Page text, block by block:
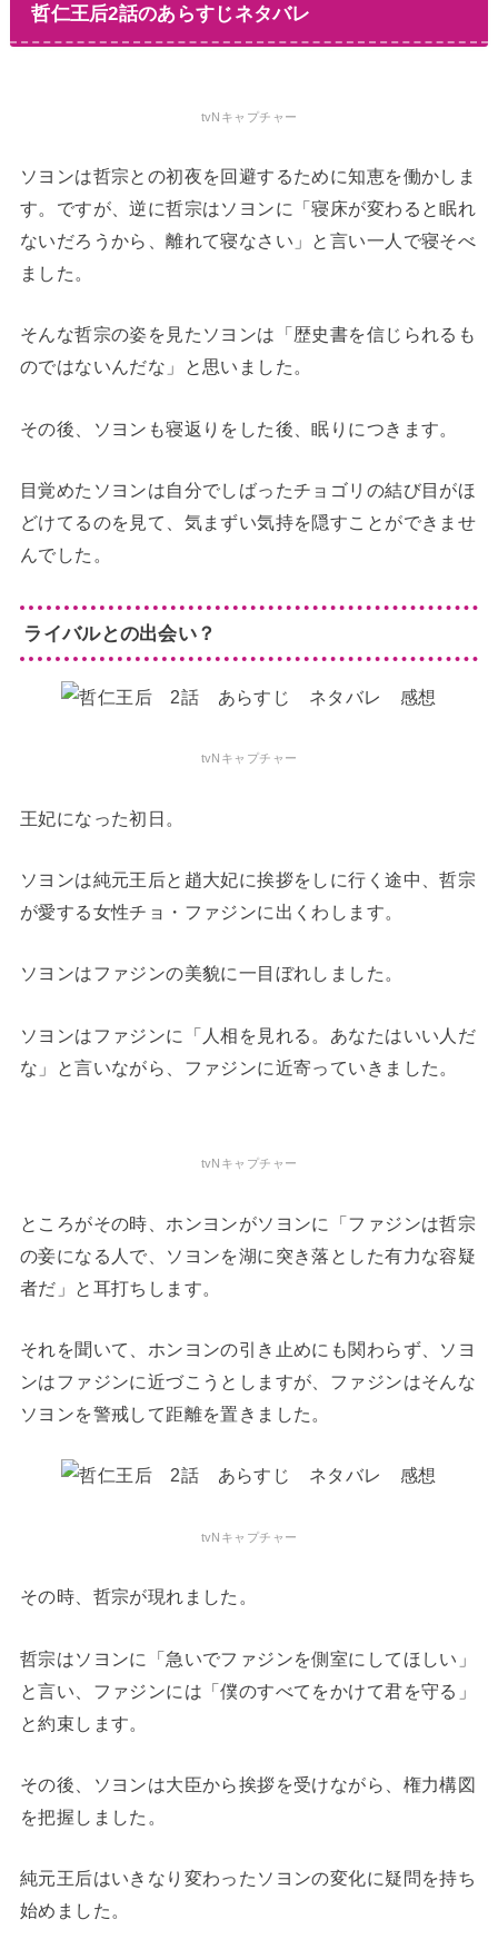
哲仁王后2話のあらすじネタバレ
tvNキャプチャー
ソヨンは哲宗との初夜を回避するために知恵を働かしま
す。ですが、逆に哲宗はソヨンに「寝床が変わると眠れ
ないだろうから、離れて寝なさい」と言い一人で寝そべ
ました。
そんな哲宗の姿を見たソヨンは「歴史書を信じられるも
のではないんだな」と思いました。
その後、ソヨンも寝返りをした後、眠りにつきます。
目覚めたソヨンは自分でしばったチョゴリの結び目がほ
どけてるのを見て、気まずい気持を隠すことができませ
んでした。
ライバルとの出会い？
tvNキャプチャー
王妃になった初日。
ソヨンは純元王后と趙大妃に挨拶をしに行く途中、哲宗
が愛する女性チョ・ファジンに出くわします。
ソヨンはファジンの美貌に一目ぼれしました。
ソヨンはファジンに「人相を見れる。あなたはいい人だ
な」と言いながら、ファジンに近寄っていきました。
tvNキャプチャー
ところがその時、ホンヨンがソヨンに「ファジンは哲宗
の妾になる人で、ソヨンを湖に突き落とした有力な容疑
者だ」と耳打ちします。
それを聞いて、ホンヨンの引き止めにも関わらず、ソヨ
ンはファジンに近づこうとしますが、ファジンはそんな
ソヨンを警戒して距離を置きました。
tvNキャプチャー
その時、哲宗が現れました。
哲宗はソヨンに「急いでファジンを側室にしてほしい」
と言い、ファジンには「僕のすべてをかけて君を守る」
と約束します。
その後、ソヨンは大臣から挨拶を受けながら、権力構図
を把握しました。
純元王后はいきなり変わったソヨンの変化に疑問を持ち
始めました。